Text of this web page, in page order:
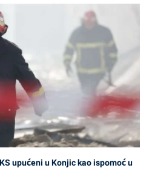
upućeni u Konjic kao ispomoć u